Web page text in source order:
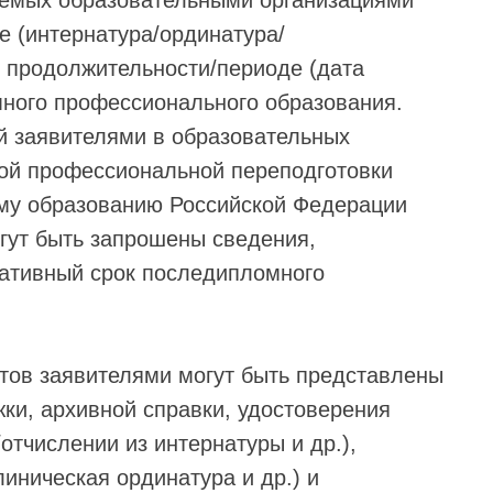
(интернатура/ординатура/
периоде (дата
профессионального образования.
заявителями в образовательных
профессиональной переподготовки
образованию Российской Федерации
быть запрошены сведения,
срок последипломного
заявителями могут быть представлены
архивной справки, удостоверения
из интернатуры и др.),
ординатура и др.) и